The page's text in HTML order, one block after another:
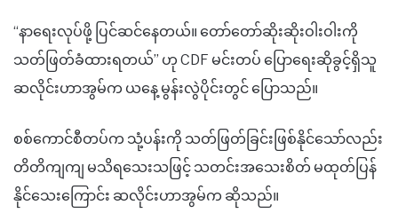
“နာရေးလုပ်ဖို့ ပြင်ဆင်နေတယ်။ တော်တော်ဆိုးဆိုးဝါးဝါးကို
သတ်ဖြတ်ခံထားရတယ်” ဟု CDF မင်းတပ် ပြောရေးဆိုခွင့်ရှိသူ
ဆလိုင်းဟာအွမ်က ယနေ့ မွန်းလွဲပိုင်းတွင် ပြောသည်။
စစ်ကောင်စီတပ်က သုံ့ပန်းကို သတ်ဖြတ်ခြင်းဖြစ်နိုင်သော်လည်း
တိတိကျကျ မသိရသေးသဖြင့် သတင်းအသေးစိတ် မထုတ်ပြန်
နိုင်သေးကြောင်း ဆလိုင်းဟာအွမ်က ဆိုသည်။